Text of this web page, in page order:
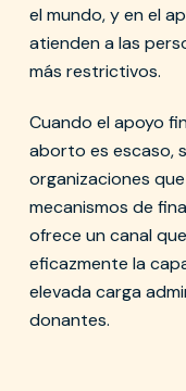
el mundo, y en el
atienden a las
más restrictivos.
Cuando el apoyo
aborto es escaso,
organizaciones
mecanismos de
ofrece un canal
eficazmente la
elevada carga
donantes.